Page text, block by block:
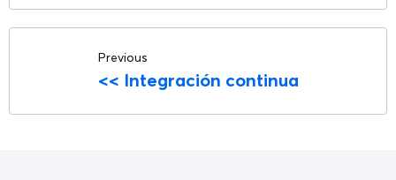
Previous
<< Integración continua